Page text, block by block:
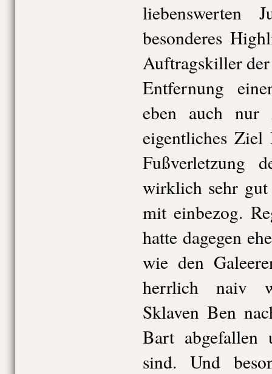
liebenswerten
besonderes
Auftragskiller
Entfernung
eben auch
eigentliches Ziel
Fußverletzung
wirklich sehr
mit einbezog.
hatte dagegen
wie den
herrlich naiv
Sklaven Ben
Bart abgefallen
sind. Und